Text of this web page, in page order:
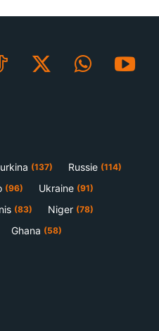
(137) Russie (114)
(96) Ukraine (91)
(83) Niger (78)
Ghana (58)